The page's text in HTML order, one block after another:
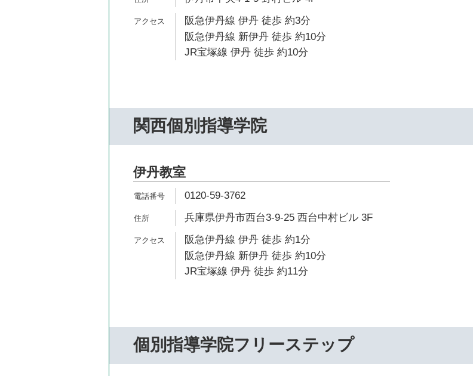
阪急伊丹線 伊丹 徒歩 約3分
阪急伊丹線 新伊丹 徒歩 約10分
JR宝塚線 伊丹 徒歩 約10分
関西個別指導学院
伊丹教室
0120-59-3762
兵庫県伊丹市西台3-9-25 西台中村ビル 3F
阪急伊丹線 伊丹 徒歩 約1分
阪急伊丹線 新伊丹 徒歩 約10分
JR宝塚線 伊丹 徒歩 約11分
個別指導学院フリーステップ